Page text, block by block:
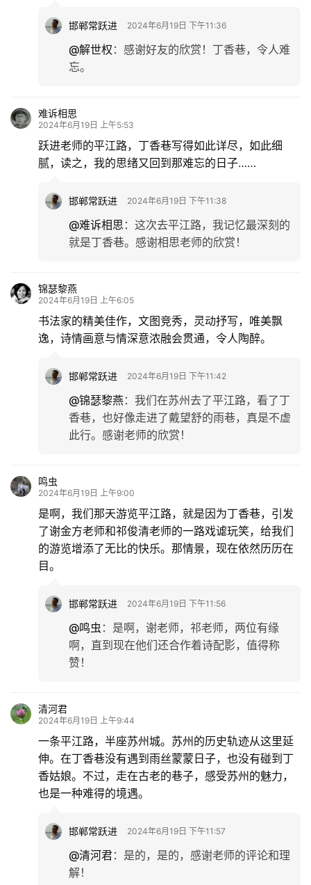
邯郸常跃进 2024年6月19日 下午11:36
@解世权 ： 感谢好友的欣赏！丁香巷，令人难
忘。
难诉相思
2024年6月19日 上午5:53
跃进老师的平江路，丁香巷写得如此详尽，如此细
腻，读之，我的思绪又回到那难忘的日子……
邯郸常跃进 2024年6月19日 下午11:38
@难诉相思 ： 这次去平江路，我记忆最深刻的
就是丁香巷。感谢相思老师的欣赏！
锦瑟黎燕
2024年6月19日 上午6:05
书法家的精美佳作，文图竞秀，灵动抒写，唯美飘
逸，诗情画意与情深意浓融会贯通，令人陶醉。
邯郸常跃进 2024年6月19日 下午11:42
@锦瑟黎燕： 我们在苏州去了平江路，看了丁
香巷，也好像走进了戴望舒的雨巷，真是不虚
此行。感谢老师的欣赏！
鸣虫
2024年6月19日 上午9:00
是啊，我们那天游览平江路，就是因为丁香巷，引发
了谢金方老师和祁俊清老师的一路戏谑玩笑，给我们
的游览增添了无比的快乐。那情景，现在依然历历在
目。
邯郸常跃进 2024年6月19日 下午11:56
@鸣虫 ： 是啊，谢老师，祁老师，两位有缘
啊，直到现在他们还合作着诗配影，值得称
赞！
清河君
2024年6月19日 上午9:44
一条平江路，半座苏州城。苏州的历史轨迹从这里延
伸。在丁香巷没有遇到雨丝蒙蒙日子，也没有碰到丁
香姑娘。不过，走在古老的巷子，感受苏州的魅力，
也是一种难得的境遇。
邯郸常跃进 2024年6月19日 下午11:57
@清河君： 是的，是的，感谢老师的评论和理
解！